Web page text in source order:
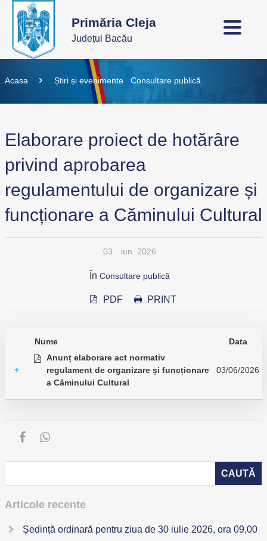
Primăria Cleja
Județul Bacău
Acasa Știri și evenimente Consultare publică
Elaborare proiect de hotărâre
privind aprobarea
regulamentului de organizare și
funcționare a Căminului Cultural
03 iun. 2026
În Consultare publică
PDF PRINT
Nume Data
+
Anunț elaborare act normativ
regulament de organizare și funcționare
a Căminului Cultural
03/06/2026
Articole recente
Ședință ordinară pentru ziua de 30 iulie 2026, ora 09,00